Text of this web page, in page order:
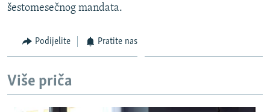
šestomesečnog mandata.
Podijelite Pratite nas
Više priča